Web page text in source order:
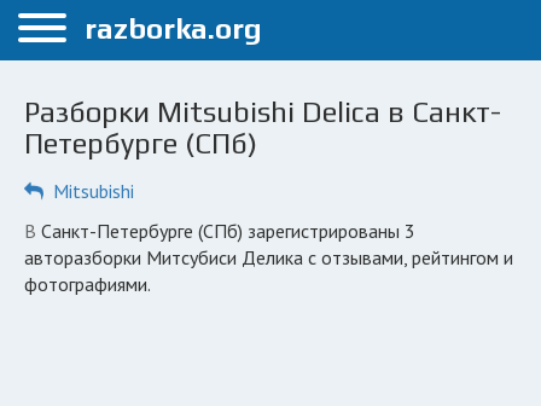
Меню
Санкт-Петербург
Автосервисы
Разборки Mitsubishi Delica в Санкт-
Петербурге (СПб)
Mitsubishi
в Санкт-Петербурге (СПб) зарегистрированы 3
авторазборки Митсубиси Делика с отзывами, рейтингом и
фотографиями.
razborka.org